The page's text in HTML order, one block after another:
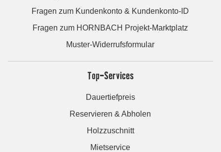
Fragen zum Kundenkonto & Kundenkonto-ID
Fragen zum HORNBACH Projekt-Marktplatz
Muster-Widerrufsformular
Top-Services
Dauertiefpreis
Reservieren & Abholen
Holzzuschnitt
Mietservice